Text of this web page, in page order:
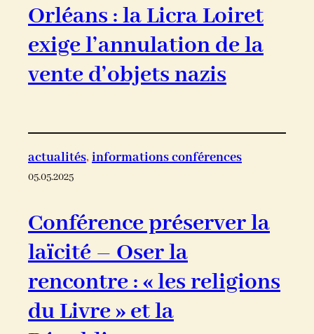
Orléans : la Licra Loiret
exige l’annulation de la
vente d’objets nazis
actualités, informations conférences
05.05.2025
Conférence préserver la
laïcité – Oser la
rencontre : « les religions
du Livre » et la